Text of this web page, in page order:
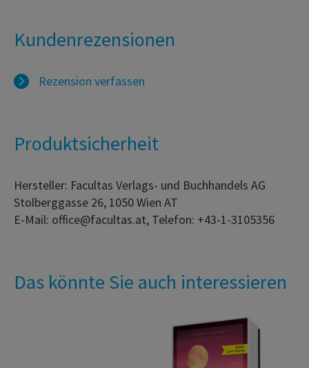
Kundenrezensionen
Rezension verfassen
Produktsicherheit
Hersteller: Facultas Verlags- und Buchhandels AG
Stolberggasse 26, 1050 Wien AT
E-Mail: office@facultas.at, Telefon: +43-1-3105356
Das könnte Sie auch interessieren